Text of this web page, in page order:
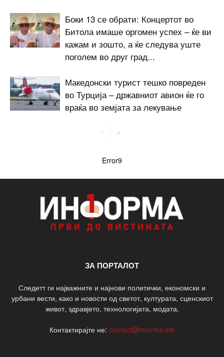
Боки 13 се обрати: Концертот во
Битола имаше оргомен успех – ќе ви
кажам и зошто, а ќе следува уште
поголем во друг град...
Македонски турист тешко повреден
во Турција – државниот авион ќе го
враќа во земјата за лекување
Error9
ЗА ПОРТАЛОТ
Следетт ги најважните и најнови политички, економски и
урбани вести, како и новости од светот, културата, сценскиот
живот, здравјето, технологијата, модата.
Контактирајте не: contact@informa.mk